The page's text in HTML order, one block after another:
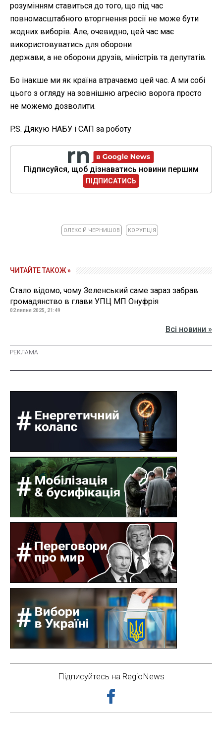
розумінням ставиться до того, що під час
повномасштабного вторгнення росії не може бути
жодних виборів. Але, очевидно, цей час має
використовуватись для оборони
держави, а не оборони друзів, міністрів та депутатів.
Бо інакше ми як країна втрачаємо цей час. А ми собі
цього з огляду на зовнішню агресію ворога просто
не можемо дозволити.
P.S. Дякую НАБУ і САП за роботу
Підписуйся, щоб дізнаватись новини першим
ПІДПИСАТИСЬ
ОЛЕКСІЙ ЧЕРНИШОВ КОРУПЦІЯ
ЧИТАЙТЕ ТАКОЖ »
Стало відомо, чому Зеленський саме зараз забрав
громадянство в глави УПЦ МП Онуфрія
02 липня 2025, 21:49
Всі новини »
Підписуйтесь на RegioNews